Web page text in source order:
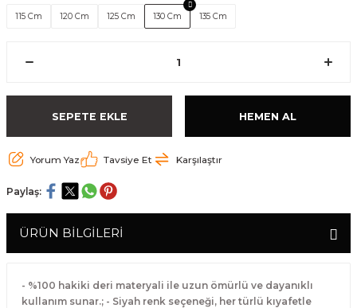
115 Cm 120 Cm 125 Cm 130 Cm 135 Cm
SEPETE EKLE HEMEN AL
Yorum Yaz Tavsiye Et Karşılaştır
Paylaş:
ÜRÜN BİLGİLERİ
- %100 hakiki deri materyali ile uzun ömürlü ve dayanıklı
kullanım sunar.; - Siyah renk seçeneği, her türlü kıyafetle